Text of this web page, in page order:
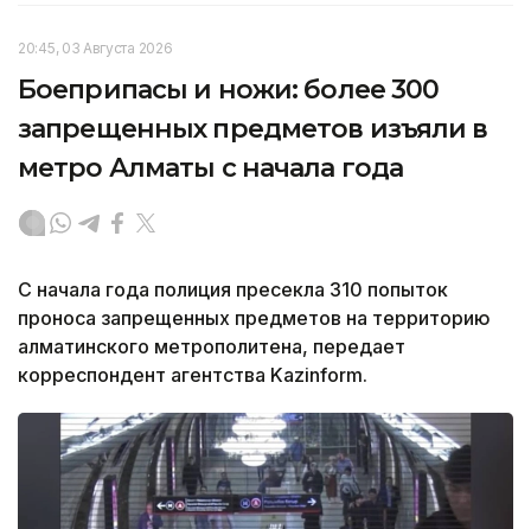
20:45, 03 Августа 2026
Боеприпасы и ножи: более 300
запрещенных предметов изъяли в
метро Алматы с начала года
С начала года полиция пресекла 310 попыток
проноса запрещенных предметов на территорию
алматинского метрополитена, передает
корреспондент агентства Kazinform.